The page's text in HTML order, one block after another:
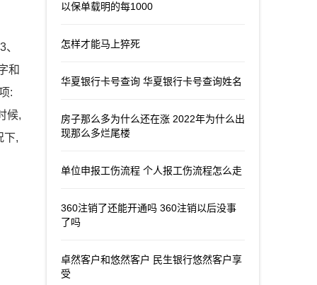
和
:
候,
下,
以保单载明的每1000
怎样才能马上猝死
华夏银行卡号查询 华夏银行卡号查询姓名
房子那么多为什么还在涨 2022年为什么出
现那么多烂尾楼
单位申报工伤流程 个人报工伤流程怎么走
360注销了还能开通吗 360注销以后没事
了吗
卓然客户和悠然客户 民生银行悠然客户享
受